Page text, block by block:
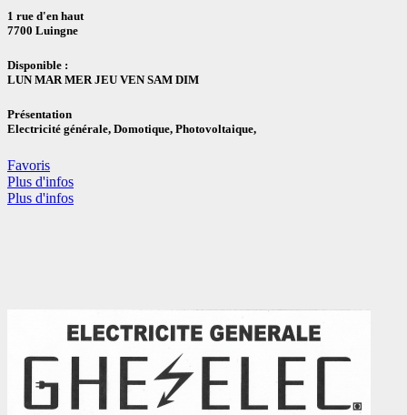
1 rue d'en haut
7700 Luingne
Disponible :
LUN MAR MER JEU VEN SAM DIM
Présentation
Electricité générale, Domotique, Photovoltaique,
Favoris
Plus d'infos
Plus d'infos